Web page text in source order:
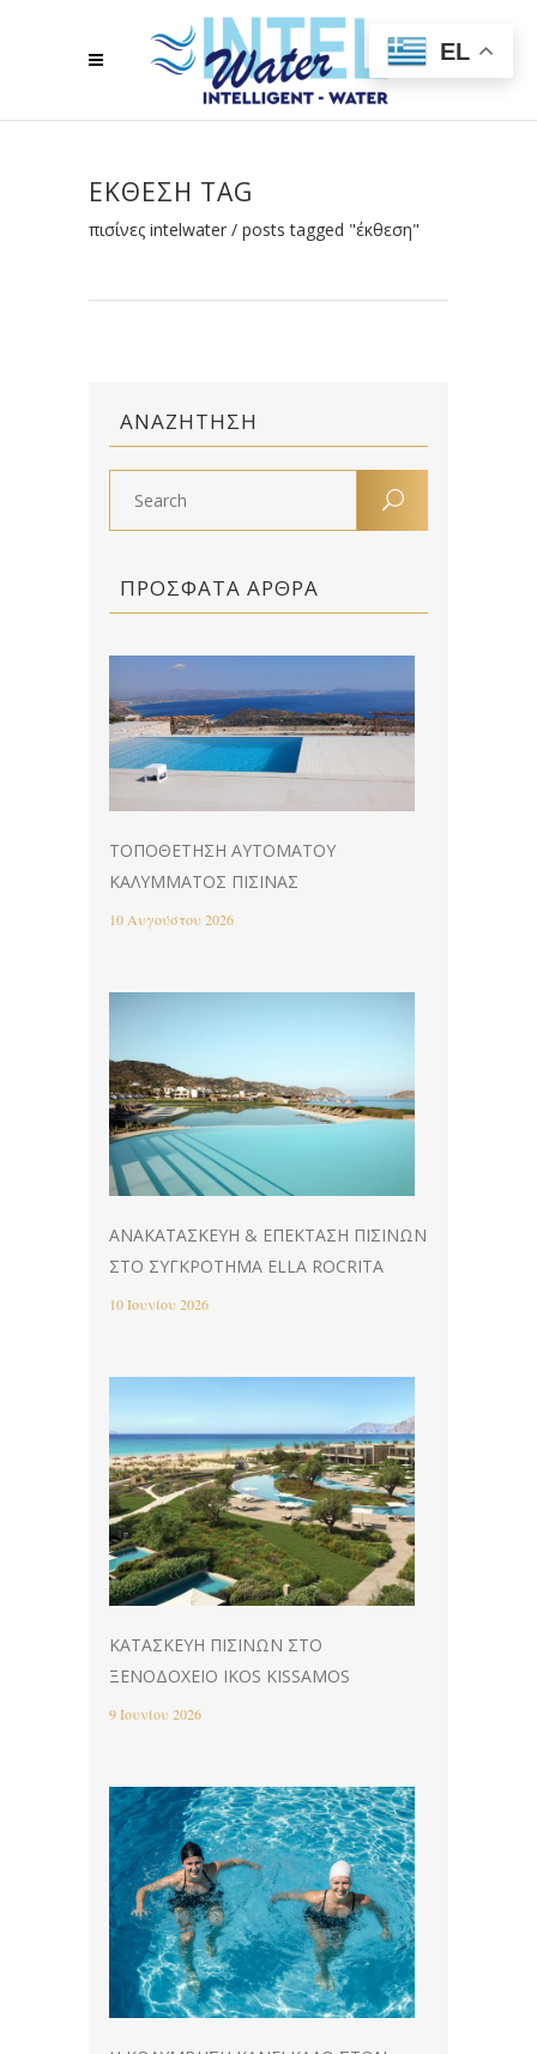
ΈΚΘΕΣΗ TAG
πισίνες intelwater / posts tagged "έκθεση"
ΑΝΑΖΉΤΗΣΗ
ΠΡΌΣΦΑΤΑ ΆΡΘΡΑ
ΤΟΠΟΘΈΤΗΣΗ ΑΥΤΌΜΑΤΟΥ
ΚΑΛΎΜΜΑΤΟΣ ΠΙΣΊΝΑΣ
10 Αυγούστου 2026
ΑΝΑΚΑΤΑΣΚΕΥΉ & EΠΈΚΤΑΣΗ ΠΙΣΊΝΩΝ
ΣΤΟ ΣΥΓΚΡΌΤΗΜΑ ELLA ROCRITA
10 Ιουνίου 2026
ΚΑΤΑΣΚΕΥΉ ΠΙΣΊΝΩΝ ΣΤΟ
ΞΕΝΟΔΟΧΕΊΟ IKOS KISSAMOS
9 Ιουνίου 2026
EL